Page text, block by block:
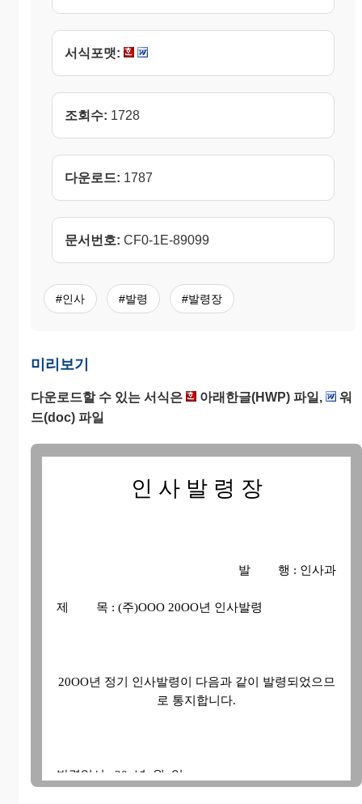
서식포맷:
조회수: 1728
다운로드: 1787
문서번호: CF0-1E-89099
#인사 #발령 #발령장
미리보기
다운로드할 수 있는 서식은 아래한글(HWP) 파일,
워
드(doc) 파일
인 사 발 령 장
발 행 : 인사과
제 목 : (주)OOO 20OO년 인사발령
20OO년 정기 인사발령이 다음과 같이 발령되었으므
로 통지합니다.
발령일시 : 20 년 월 일